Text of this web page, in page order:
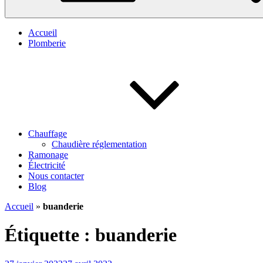
Accueil
Plomberie
Chauffage
Chaudière réglementation
Ramonage
Électricité
Nous contacter
Blog
Accueil » buanderie
Étiquette : buanderie